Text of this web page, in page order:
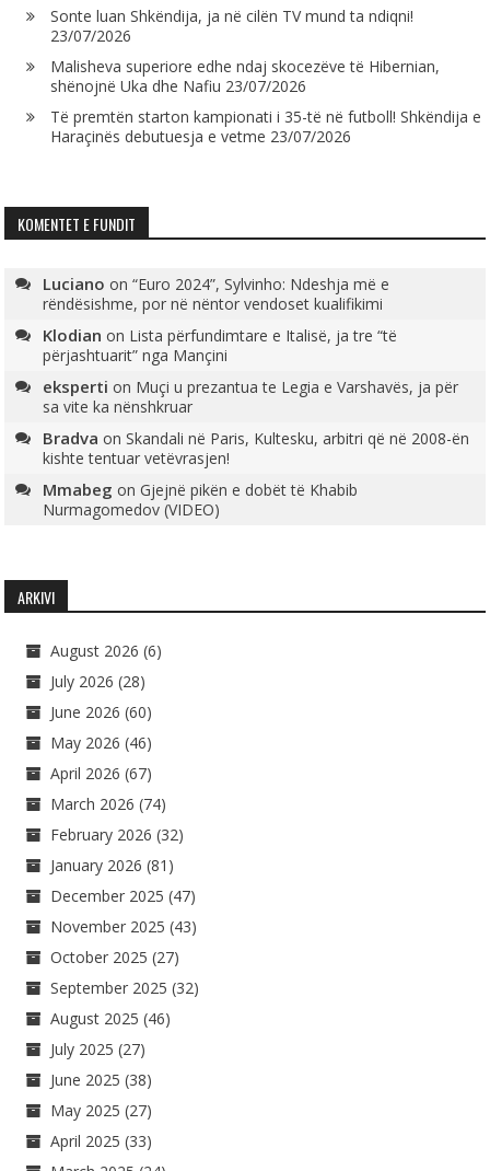
Sonte luan Shkëndija, ja në cilën TV mund ta ndiqni!
23/07/2026
Malisheva superiore edhe ndaj skocezëve të Hibernian,
shënojnë Uka dhe Nafiu 23/07/2026
Të premtën starton kampionati i 35-të në futboll! Shkëndija e
Haraçinës debutuesja e vetme 23/07/2026
KOMENTET E FUNDIT
Luciano on“Euro 2024”, Sylvinho: Ndeshja më e
rëndësishme, por në nëntor vendoset kualifikimi
Klodian on Lista përfundimtare e Italisë, ja tre “të
përjashtuarit” nga Mançini
eksperti on Muçi u prezantua te Legia e Varshavës, ja për
sa vite ka nënshkruar
Bradva onSkandali në Paris, Kultesku, arbitri që në 2008-ën
kishte tentuar vetëvrasjen!
Mmabeg onGjejnë pikën e dobët të Khabib
Nurmagomedov (VIDEO)
ARKIVI
August 2026 (6)
July 2026 (28)
June 2026 (60)
May 2026 (46)
April 2026 (67)
March 2026 (74)
February 2026 (32)
January 2026 (81)
December 2025 (47)
November 2025 (43)
October 2025 (27)
September 2025 (32)
August 2025 (46)
July 2025 (27)
June 2025 (38)
May 2025 (27)
April 2025 (33)